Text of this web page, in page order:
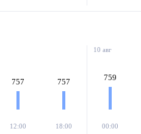
757
12:00
757
18:00
10 авг
759
00:00